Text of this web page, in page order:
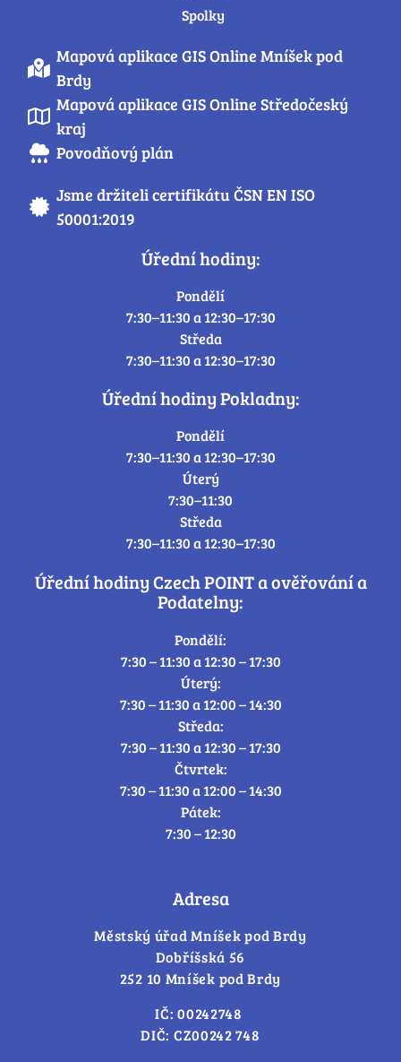
Spolky
Mapová aplikace GIS Online Mníšek pod
Brdy
Mapová aplikace GIS Online Středočeský
kraj
Povodňový plán
Jsme držiteli certifikátu ČSN EN ISO
50001:2019
Úřední hodiny:
Pondělí
7:30–11:30 a 12:30–17:30
Středa
7:30–11:30 a 12:30–17:30
Úřední hodiny Pokladny:
Pondělí
7:30–11:30 a 12:30–17:30
Úterý
7:30–11:30
Středa
7:30–11:30 a 12:30–17:30
Úřední hodiny Czech POINT a ověřování a
Podatelny:
Pondělí:
7:30 – 11:30 a 12:30 – 17:30
Úterý:
7:30 – 11:30 a 12:00 – 14:30
Středa:
7:30 – 11:30 a 12:30 – 17:30
Čtvrtek:
7:30 – 11:30 a 12:00 – 14:30
Pátek:
7:30 – 12:30
Adresa
Městský úřad Mníšek pod Brdy
Dobříšská 56
252 10 Mníšek pod Brdy
IČ: 00242748
DIČ: CZ00242 748